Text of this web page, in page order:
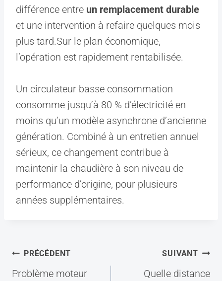
différence entre un remplacement durable
et une intervention à refaire quelques mois
plus tard.Sur le plan économique,
l’opération est rapidement rentabilisée.
Un circulateur basse consommation
consomme jusqu’à 80 % d’électricité en
moins qu’un modèle asynchrone d’ancienne
génération. Combiné à un entretien annuel
sérieux, ce changement contribue à
maintenir la chaudière à son niveau de
performance d’origine, pour plusieurs
années supplémentaires.
Navigation
de
PRÉCÉDENT
Problème moteur
SUIVANT
Quelle distance